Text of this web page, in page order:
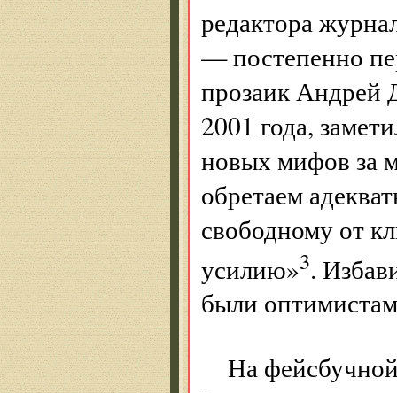
редактора
— постепенно
прозаик Андрей
2001 года,
новых мифов за
обретаем
свободному от
усилию»3.
были
На